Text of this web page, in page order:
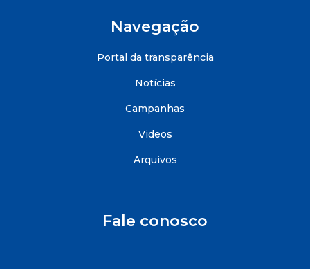
Navegação
Portal da transparência
Notícias
Campanhas
Videos
Arquivos
Fale conosco